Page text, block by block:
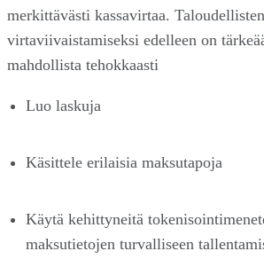
merkittävästi kassavirtaa.
virtaviivaistamiseksi edelleen on
mahdollista tehokkaasti
Luo laskuja
Käsittele erilaisia maksutapoja
Käytä kehittyneitä
maksutietojen turvalliseen